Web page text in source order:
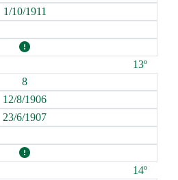
1/10/1911
13º
8
12/8/1906
23/6/1907
14º